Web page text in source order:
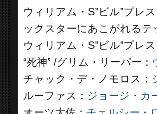
ウィリアム・S”ビル”プレ
ックスターにあこがれるテ
ウィリアム・S”ビル”プレ
“死神” /グリム・リーパー：
チャック・デ・ノモロス：
ルーファス： ジョージ・カ